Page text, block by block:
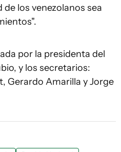
los venezolanos sea
por la presidenta del
y los secretarios:
Gerardo Amarilla y Jorge